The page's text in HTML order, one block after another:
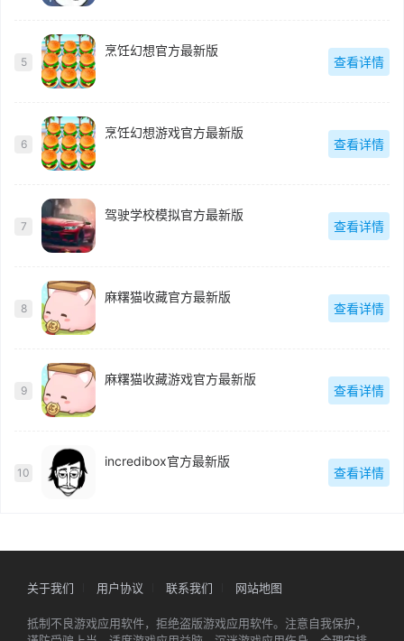
5
烹饪幻想官方最新版
查看详情
6
烹饪幻想游戏官方最新版
查看详情
7
驾驶学校模拟官方最新版
查看详情
8
麻糬猫收藏官方最新版
查看详情
9
麻糬猫收藏游戏官方最新版
查看详情
10
incredibox官方最新版
查看详情
关于我们 用户协议 联系我们 网站地图
抵制不良游戏应用软件，拒绝盗版游戏应用软件。注意自我保护，